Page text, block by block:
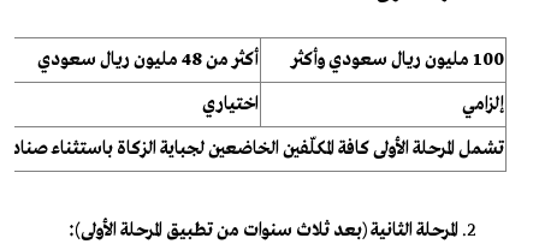
100 مليون ريال سعودي وأكثر
أكثر من 48 مليون ريال سعودي
إلزامي
اختياري
تشمل المرحلة الأولى كافة المكلّفين الخاضعين لجباية الزكاة باستثناء
المرحلة الثانية (بعد ثلاث سنوات من تطبيق المرحلة الأولى):